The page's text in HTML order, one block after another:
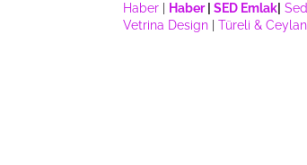
Haber
Haber| SED Emlak
Vetrina Design
Türeli &